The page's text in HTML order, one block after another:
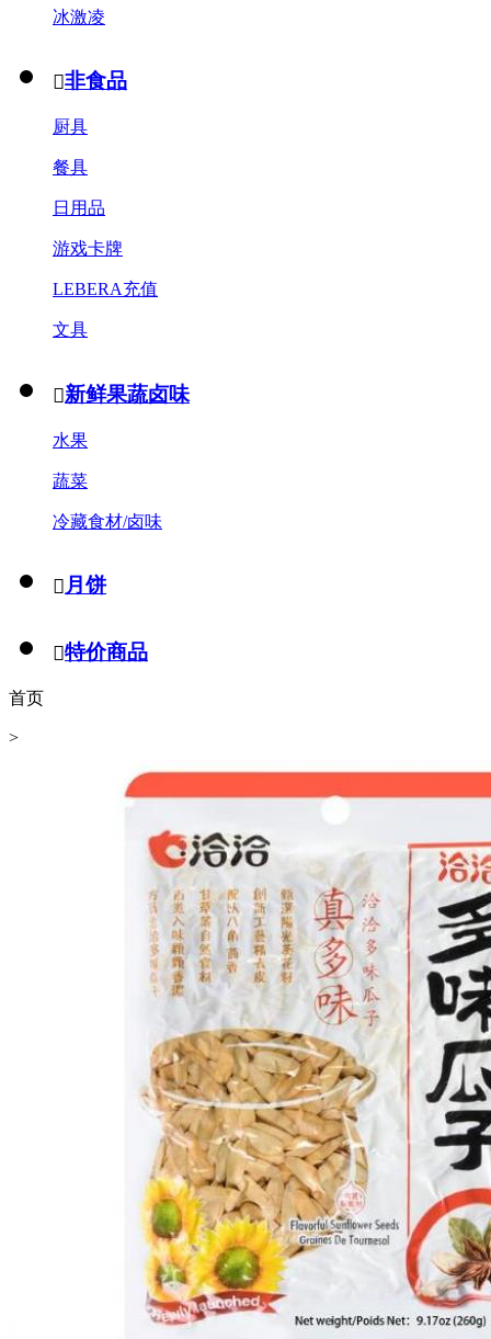
冰激凌
非食品
厨具
餐具
日用品
游戏卡牌
LEBERA充值
文具
新鲜果蔬卤味
水果
蔬菜
冷藏食材/卤味
月饼
特价商品
首页
>
洽洽多味瓜子260G